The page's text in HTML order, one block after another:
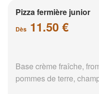
Pizza fermière junior
Dès 11.50 €
Base crème fraîche,
pommes de terre,